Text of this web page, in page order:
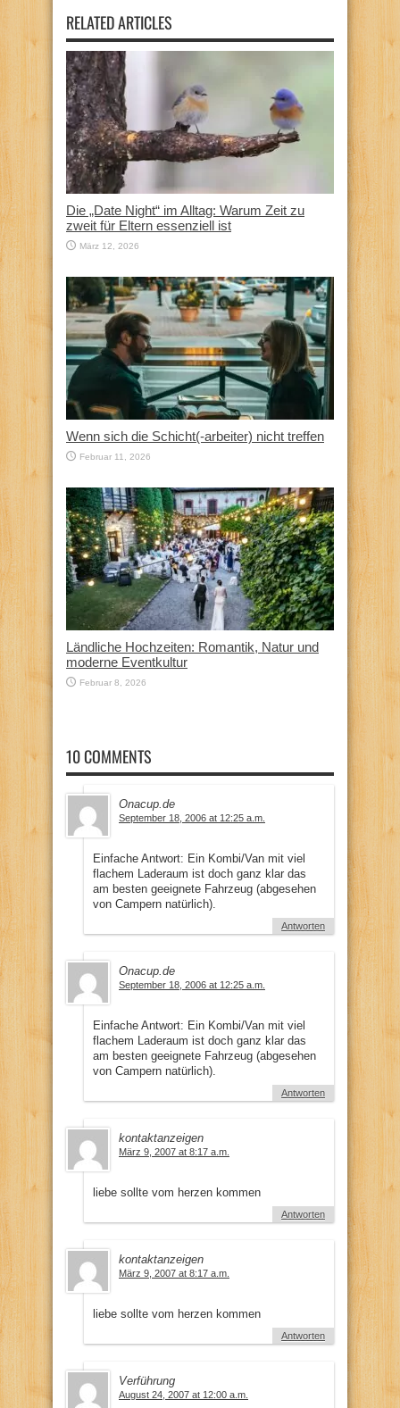
RELATED ARTICLES
Die „Date Night“ im Alltag: Warum Zeit zu
zweit für Eltern essenziell ist
März 12, 2026
Wenn sich die Schicht(-arbeiter) nicht treffen
Februar 11, 2026
Ländliche Hochzeiten: Romantik, Natur und
moderne Eventkultur
Februar 8, 2026
10 COMMENTS
Onacup.de
September 18, 2006 at 12:25 a.m.
Einfache Antwort: Ein Kombi/Van mit viel
flachem Laderaum ist doch ganz klar das
am besten geeignete Fahrzeug (abgesehen
von Campern natürlich).
Antworten
Onacup.de
September 18, 2006 at 12:25 a.m.
Einfache Antwort: Ein Kombi/Van mit viel
flachem Laderaum ist doch ganz klar das
am besten geeignete Fahrzeug (abgesehen
von Campern natürlich).
Antworten
kontaktanzeigen
März 9, 2007 at 8:17 a.m.
liebe sollte vom herzen kommen
Antworten
kontaktanzeigen
März 9, 2007 at 8:17 a.m.
liebe sollte vom herzen kommen
Antworten
Verführung
August 24, 2007 at 12:00 a.m.